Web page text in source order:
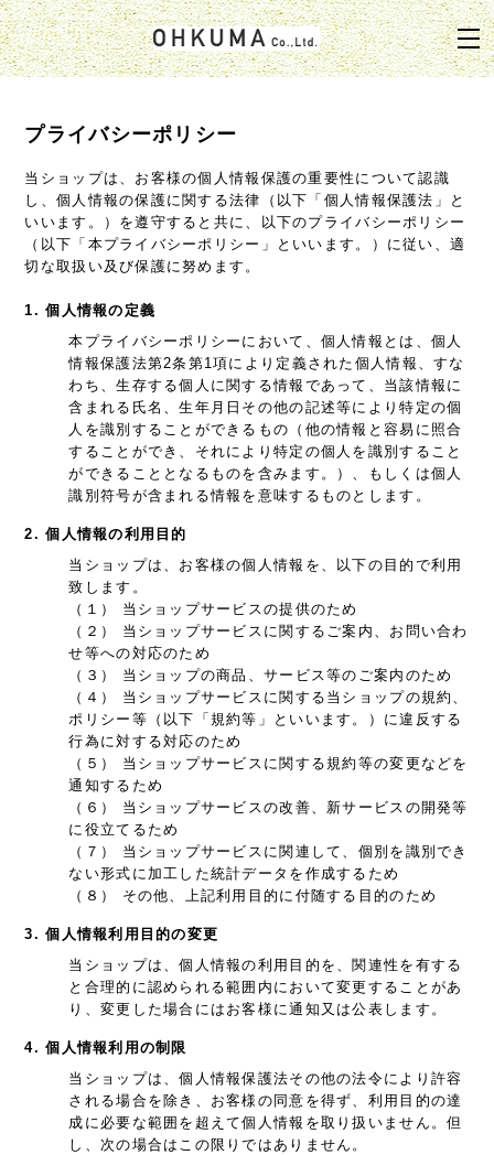
プライバシーポリシー
当ショップは、お客様の個人情報保護の重要性について認識
し、個人情報の保護に関する法律（以下「個人情報保護法」と
いいます。）を遵守すると共に、以下のプライバシーポリシー
（以下「本プライバシーポリシー」といいます。）に従い、適
切な取扱い及び保護に努めます。
1. 個人情報の定義
本プライバシーポリシーにおいて、個人情報とは、個人
情報保護法第2条第1項により定義された個人情報、すな
わち、生存する個人に関する情報であって、当該情報に
含まれる氏名、生年月日その他の記述等により特定の個
人を識別することができるもの（他の情報と容易に照合
することができ、それにより特定の個人を識別すること
ができることとなるものを含みます。）、もしくは個人
識別符号が含まれる情報を意味するものとします。
2. 個人情報の利用目的
当ショップは、お客様の個人情報を、以下の目的で利用
致します。
（１） 当ショップサービスの提供のため
（２） 当ショップサービスに関するご案内、お問い合わ
せ等への対応のため
（３） 当ショップの商品、サービス等のご案内のため
（４） 当ショップサービスに関する当ショップの規約、
ポリシー等（以下「規約等」といいます。）に違反する
行為に対する対応のため
（５） 当ショップサービスに関する規約等の変更などを
通知するため
（６） 当ショップサービスの改善、新サービスの開発等
に役立てるため
（７） 当ショップサービスに関連して、個別を識別でき
ない形式に加工した統計データを作成するため
（８） その他、上記利用目的に付随する目的のため
3. 個人情報利用目的の変更
当ショップは、個人情報の利用目的を、関連性を有する
と合理的に認められる範囲内において変更することがあ
り、変更した場合にはお客様に通知又は公表します。
4. 個人情報利用の制限
当ショップは、個人情報保護法その他の法令により許容
される場合を除き、お客様の同意を得ず、利用目的の達
成に必要な範囲を超えて個人情報を取り扱いません。但
し、次の場合はこの限りではありません。